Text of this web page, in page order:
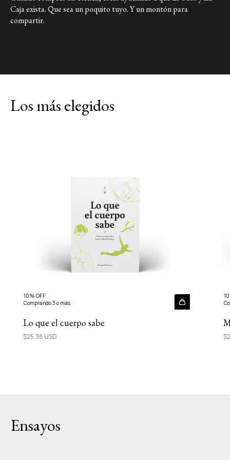
Link a X
Caja exista. Que sea un poquito tuyo. Y un montón para
compartir.
Los más elegidos
10% OFF
Comprando 3 o más
Lo que el cuerpo sabe
$25.38 USD
Ensayos